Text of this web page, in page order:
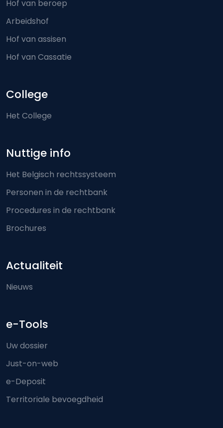
Hof van beroep
Arbeidshof
Hof van assisen
Hof van Cassatie
College
Het College
Nuttige info
Het Belgisch rechtssysteem
Personen in de rechtbank
Procedures in de rechtbank
Brochures
Actualiteit
Nieuws
e-Tools
Uw dossier
Just-on-web
e-Deposit
Territoriale bevoegdheid